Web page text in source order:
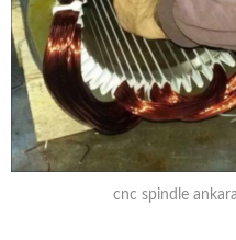
cnc spindle ankara